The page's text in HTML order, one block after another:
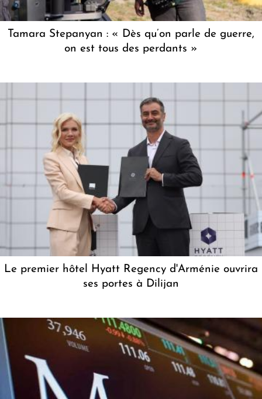
Tamara Stepanyan : « Dès qu’on parle de guerre,
on est tous des perdants »
Le premier hôtel Hyatt Regency d'Arménie ouvrira
ses portes à Dilijan